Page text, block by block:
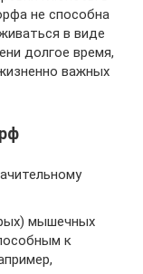
не способна
в виде
долгое время,
важных
мышечных
к